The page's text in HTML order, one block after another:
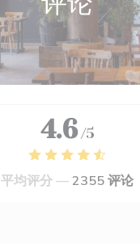
4.6 /5
平均评分 —2355 评论